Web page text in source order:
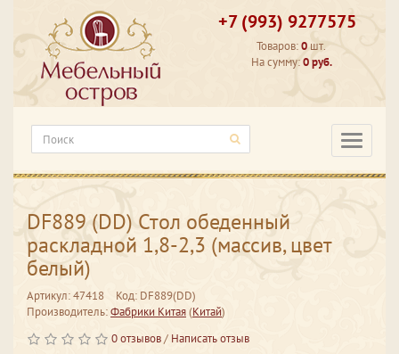
+7 (993) 9277575
Товаров:0 шт.
На сумму:0 руб.
DF889 (DD) Стол обеденный
раскладной 1,8-2,3 (массив, цвет
белый)
Артикул: 47418
Код: DF889(DD)
Производитель:Фабрики Китая(Китай)
0 отзывов/ Написать отзыв